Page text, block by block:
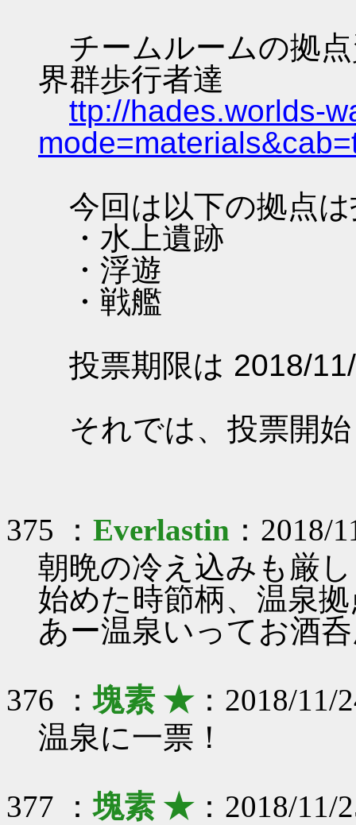
チームルームの拠
界群歩行者達
ttp://hades.worlds-
今回は以下の拠点
・水上遺跡
・浮遊
・戦艦
投票期限は 2018/
それでは、投票開
375 ： Everlastin ：2018/
朝晩の冷え込みも厳
始めた時節柄、温泉
あー温泉いってお酒
376 ：塊素 ★：2018/11/
温泉に一票！
377 ：塊素 ★：2018/11/